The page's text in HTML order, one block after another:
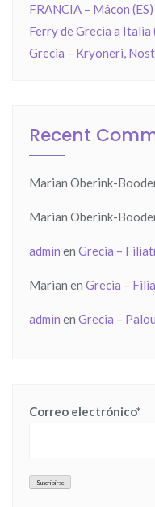
FRANCIA – Mâcon (ES)
Ferry de Grecia a Italia
Grecia – Kryoneri,
Recent
Marian Oberink-
Marian Oberink-
admin en Grecia –
Marian en Grecia –
admin en Grecia –
Correo electrónico*